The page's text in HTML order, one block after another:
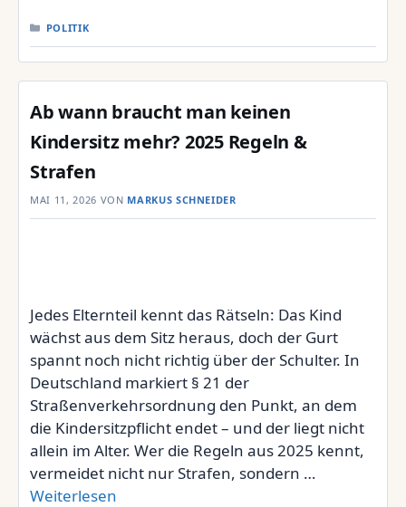
KATEGORIEN
POLITIK
Ab wann braucht man keinen
Kindersitz mehr? 2025 Regeln &
Strafen
MAI 11, 2026 VON MARKUS SCHNEIDER
Jedes Elternteil kennt das Rätseln: Das Kind
wächst aus dem Sitz heraus, doch der Gurt
spannt noch nicht richtig über der Schulter. In
Deutschland markiert § 21 der
Straßenverkehrsordnung den Punkt, an dem
die Kindersitzpflicht endet – und der liegt nicht
allein im Alter. Wer die Regeln aus 2025 kennt,
vermeidet nicht nur Strafen, sondern …
Weiterlesen